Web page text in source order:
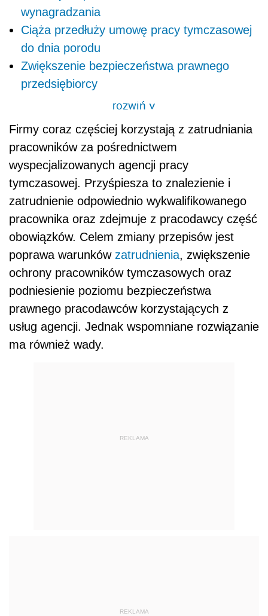
wynagradzania
Ciąża przedłuży umowę pracy tymczasowej
do dnia porodu
Zwiększenie bezpieczeństwa prawnego
przedsiębiorcy
rozwiń>
Firmy coraz częściej korzystają z zatrudniania
pracowników za pośrednictwem
wyspecjalizowanych agencji pracy
tymczasowej. Przyśpiesza to znalezienie i
zatrudnienie odpowiednio wykwalifikowanego
pracownika oraz zdejmuje z pracodawcy część
obowiązków. Celem zmiany przepisów jest
poprawa warunków zatrudnienia, zwiększenie
ochrony pracowników tymczasowych oraz
podniesienie poziomu bezpieczeństwa
prawnego pracodawców korzystających z
usług agencji. Jednak wspomniane rozwiązanie
ma również wady.
REKLAMA
REKLAMA